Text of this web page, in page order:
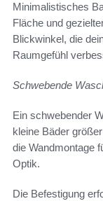
Minimalistisches
Fläche und
Blickwinkel, die
Raumgefühl
Schwebende
Ein schwebender
kleine Bäder
die Wandmontage
Optik.
Die Befestigung